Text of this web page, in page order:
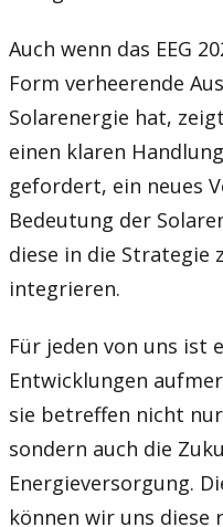
Auch wenn das EEG
Form verheerende
Solarenergie hat,
einen klaren
gefordert, ein neues
Bedeutung der
diese in die Strategie
integrieren.
Für jeden von uns ist
Entwicklungen
sie betreffen nicht
sondern auch die
Energieversorgung.
können wir uns diese